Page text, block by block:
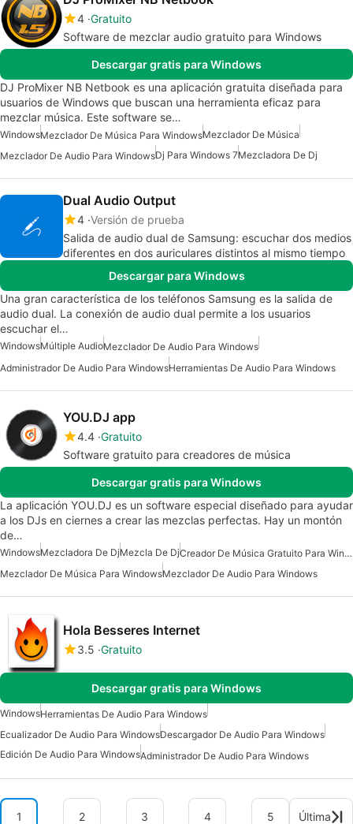
4 Gratuito
Software de mezclar audio gratuito para Windows
Descargar gratis para Windows
DJ ProMixer NB Netbook es una aplicación gratuita diseñada para
usuarios de Windows que buscan una herramienta eficaz para
mezclar música. Este software se…
WindowsMezclador De Música Para WindowsMezclador De Música
Mezclador De Audio Para WindowsDj Para Windows 7Mezcladora De Dj
Dual Audio Output
4 Versión de prueba
Salida de audio dual de Samsung: escuchar dos medios
diferentes en dos auriculares distintos al mismo tiempo
Descargar para Windows
Una gran característica de los teléfonos Samsung es la salida de
audio dual. La conexión de audio dual permite a los usuarios
escuchar el…
WindowsMúltiple AudioMezclador De Audio Para Windows
Administrador De Audio Para WindowsHerramientas De Audio Para Windows
YOU.DJ app
4.4 Gratuito
Software gratuito para creadores de música
Descargar gratis para Windows
La aplicación YOU.DJ es un software especial diseñado para ayudar
a los DJs en ciernes a crear las mezclas perfectas. Hay un montón
de…
WindowsMezcladora De DjMezcla De Dj
Creador De Música Gratuito Para Windows
Mezclador De Música Para WindowsMezclador De Audio Para Windows
Hola Besseres Internet
3.5 Gratuito
Descargar gratis para Windows
WindowsHerramientas De Audio Para Windows
Ecualizador De Audio Para WindowsDescargador De Audio Para Windows
Edición De Audio Para WindowsAdministrador De Audio Para Windows
1 2 3 4 5 Última